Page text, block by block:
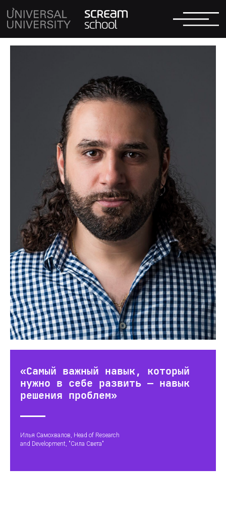
«Самый важный навык, который
нужно в себе развить — навык
решения проблем»
Илья Самохвалов, Head of Research
and Development, "Сила Света"